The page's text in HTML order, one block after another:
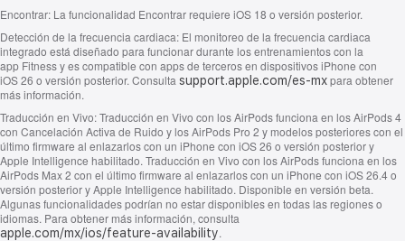
Encontrar:La funcionalidad Encontrar requiere iOS 18 o versión posterior.
Detección de la frecuencia cardiaca:El monitoreo de la frecuencia cardiaca
integrado está diseñado para funcionar durante los entrenamientos con la
app Fitness y es compatible con apps de terceros en dispositivos iPhone con
iOS 26 o versión posterior. Consulta support.apple.com/es-mxpara obtener
más información.
Traducción en Vivo:Traducción en Vivo con los AirPods funciona en los AirPods 4
con Cancelación Activa de Ruido y los AirPods Pro 2 y modelos posteriores con el
último firmware al enlazarlos con un iPhone con iOS 26 o versión posterior y
Apple Intelligence habilitado. Traducción en Vivo con los AirPods funciona en los
AirPods Max 2 con el último firmware al enlazarlos con un iPhone con iOS 26.4 o
versión posterior y Apple Intelligence habilitado. Disponible en versión beta.
Algunas funcionalidades podrían no estar disponibles en todas las regiones o
idiomas. Para obtener más información, consulta
apple.com/mx/ios/feature‑availability.